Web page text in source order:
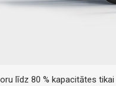
līdz 80 % kapacitātes